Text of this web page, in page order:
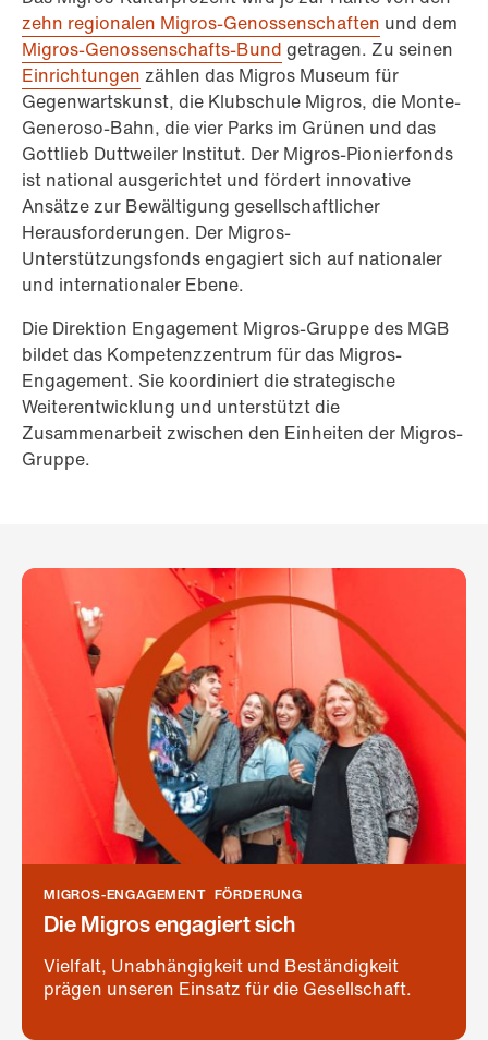
zehn regionalen Migros-Genossenschaften und dem
Migros-Genossenschafts-Bund getragen. Zu seinen
Einrichtungen zählen das Migros Museum für
Gegenwartskunst, die Klubschule Migros, die Monte-
Generoso-Bahn, die vier Parks im Grünen und das
Gottlieb Duttweiler Institut. Der Migros-Pionierfonds
ist national ausgerichtet und fördert innovative
Ansätze zur Bewältigung gesellschaftlicher
Herausforderungen. Der Migros-
Unterstützungsfonds engagiert sich auf nationaler
und internationaler Ebene.
Die Direktion Engagement Migros-Gruppe des MGB
bildet das Kompetenzzentrum für das Migros-
Engagement. Sie koordiniert die strategische
Weiterentwicklung und unterstützt die
Zusammenarbeit zwischen den Einheiten der Migros-
Gruppe.
MIGROS-ENGAGEMENT FÖRDERUNG
Die Migros engagiert sich
Vielfalt, Unabhängigkeit und Beständigkeit
prägen unseren Einsatz für die Gesellschaft.